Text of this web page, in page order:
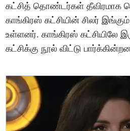
கட்சித் தொண்டர்கள் தீவிரமாக
காங்கிரஸ் கட்சியின் சிலர்
உள்ளனர். காங்கிரஸ் கட்சியிலே
கட்சிக்கு நூல் விட்டு